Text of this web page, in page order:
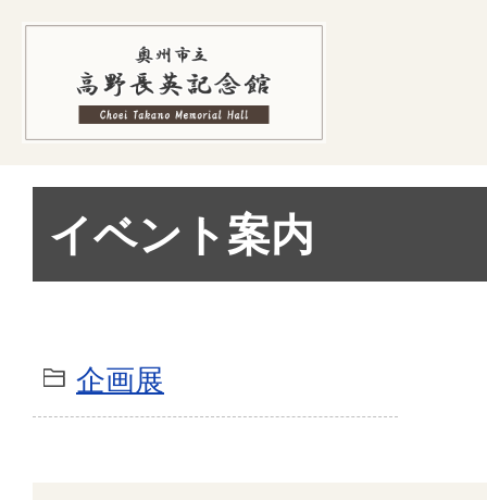
イベント案内
企画展